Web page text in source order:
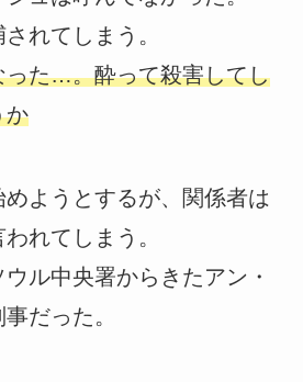
れてしまう。
った…。酔って殺害してし
か
ようとするが、関係者は
れてしまう。
ル中央署からきたアン・
だった。